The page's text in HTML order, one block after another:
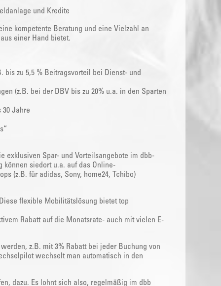
und Kredite
kompetente Beratung und eine Vielzahl an
einer Hand bietet.
bis zu 5,5 % Beitragsvorteil bei Dienst- und
(z.B. bei der DBV bis zu 20% u.a. in den Sparten
30 Jahre
exklusiven Spar- und Vorteilsangebote im dbb-
können siedort u.a. auf das Online-
(z.B. für adidas, Sony, home24, Tchibo)
flexible Mobilitätslösung bietet top
Rabatt auf die Monatsrate- auch mit vielen E-
z.B. mit 3% Rabatt bei jeder Buchung von
wechselt man automatisch in den
dazu. Es lohnt sich also, regelmäßig im dbb